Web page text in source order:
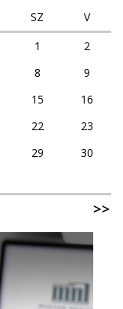
SZ
V
1
2
8
9
15
16
22
23
29
30